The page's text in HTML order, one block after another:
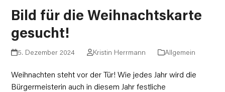
Bild für die Weihnachtskarte
gesucht!
5. Dezember 2024 Kristin Herrmann Allgemein
Weihnachten steht vor der Tür! Wie jedes Jahr wird die
Bürgermeisterin auch in diesem Jahr festliche